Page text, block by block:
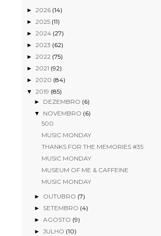
►2026 (14)
►2025 (11)
►2024 (27)
►2023 (62)
►2022 (75)
►2021 (92)
►2020 (84)
▼2019 (85)
► DEZEMBRO (6)
▼ NOVEMBRO (6)
500
MUSIC MONDAY
THANKS FOR THE MEMORIES #35
MUSIC MONDAY
MUSEUM OF ME & CAFFEINE
MUSIC MONDAY
► OUTUBRO (7)
► SETEMBRO (4)
► AGOSTO (9)
► JULHO (10)